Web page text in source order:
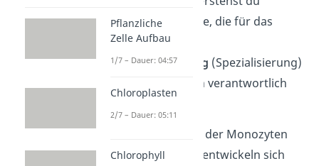
bestimmte Proteine, die für das
Wachstumund die
Ausdifferenzierung (Spezialisierung)
von anderen Zellen verantwortlich
Nach dem Kontakt der Monozyten
mit den Zytokinen entwickeln sich
Pflanzliche
Zelle Aufbau
1/7 – Dauer: 04:57
Chloroplasten
2/7 – Dauer: 05:11
Chlorophyll